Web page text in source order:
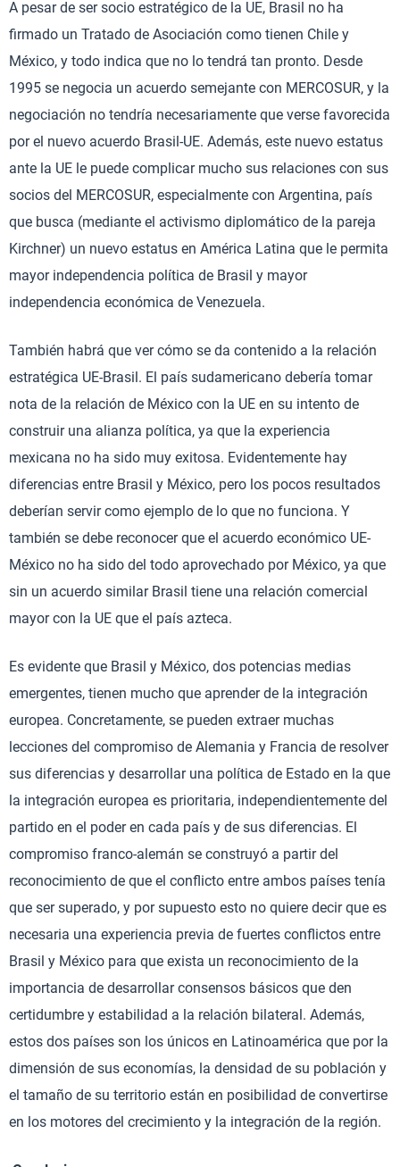
A pesar de ser socio estratégico de la UE, Brasil no ha
firmado un Tratado de Asociación como tienen Chile y
México, y todo indica que no lo tendrá tan pronto. Desde
1995 se negocia un acuerdo semejante con MERCOSUR, y la
negociación no tendría necesariamente que verse favorecida
por el nuevo acuerdo Brasil-UE. Además, este nuevo estatus
ante la UE le puede complicar mucho sus relaciones con sus
socios del MERCOSUR, especialmente con Argentina, país
que busca (mediante el activismo diplomático de la pareja
Kirchner) un nuevo estatus en América Latina que le permita
mayor independencia política de Brasil y mayor
independencia económica de Venezuela.
También habrá que ver cómo se da contenido a la relación
estratégica UE-Brasil. El país sudamericano debería tomar
nota de la relación de México con la UE en su intento de
construir una alianza política, ya que la experiencia
mexicana no ha sido muy exitosa. Evidentemente hay
diferencias entre Brasil y México, pero los pocos resultados
deberían servir como ejemplo de lo que no funciona. Y
también se debe reconocer que el acuerdo económico UE-
México no ha sido del todo aprovechado por México, ya que
sin un acuerdo similar Brasil tiene una relación comercial
mayor con la UE que el país azteca.
Es evidente que Brasil y México, dos potencias medias
emergentes, tienen mucho que aprender de la integración
europea. Concretamente, se pueden extraer muchas
lecciones del compromiso de Alemania y Francia de resolver
sus diferencias y desarrollar una política de Estado en la que
la integración europea es prioritaria, independientemente del
partido en el poder en cada país y de sus diferencias. El
compromiso franco-alemán se construyó a partir del
reconocimiento de que el conflicto entre ambos países tenía
que ser superado, y por supuesto esto no quiere decir que es
necesaria una experiencia previa de fuertes conflictos entre
Brasil y México para que exista un reconocimiento de la
importancia de desarrollar consensos básicos que den
certidumbre y estabilidad a la relación bilateral. Además,
estos dos países son los únicos en Latinoamérica que por la
dimensión de sus economías, la densidad de su población y
el tamaño de su territorio están en posibilidad de convertirse
en los motores del crecimiento y la integración de la región.